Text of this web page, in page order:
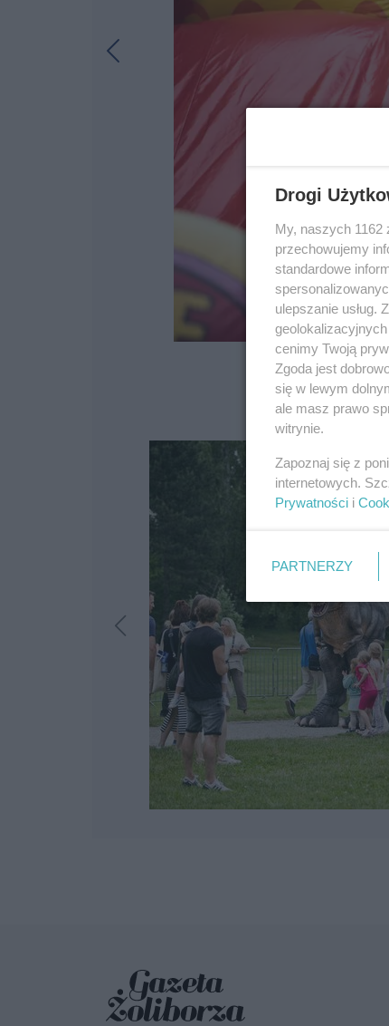
Drogi
My, naszych 1162
przechowujemy
standardowe
ulepszanie usług.
cenimy Twoją
Zgoda jest
się w lewym
ale masz prawo
witrynie.
Zapoznaj się z
internetowych.
Prywatności i
PARTNERZY